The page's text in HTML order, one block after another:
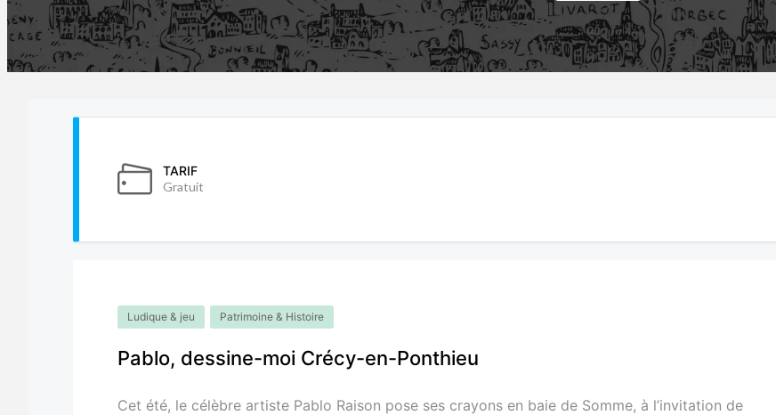
TARIF
Gratuit
Ludique & jeu Patrimoine & Histoire
Pablo, dessine-moi Crécy-en-Ponthieu
Cet été, le célèbre artiste Pablo Raison pose ses crayons en baie de Somme, à l’invitation de